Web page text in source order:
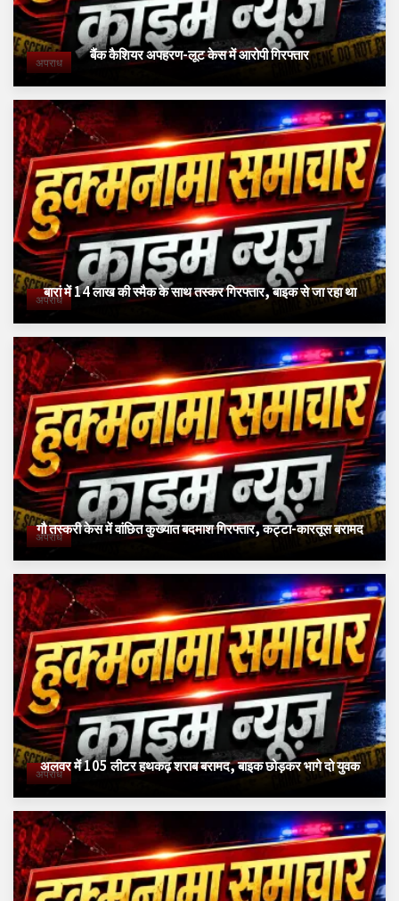
अपराध बैंक कैशियर अपहरण-लूट केस में आरोपी गिरफ्तार
अपराध
बारां में 14 लाख की स्मैक के साथ तस्कर गिरफ्तार, बाइक से जा रहा था
अपराध
गौ तस्करी केस में वांछित कुख्यात बदमाश गिरफ्तार, कट्टा-कारतूस बरामद
अपराध
अलवर में 105 लीटर हथकढ़ शराब बरामद, बाइक छोड़कर भागे दो युवक